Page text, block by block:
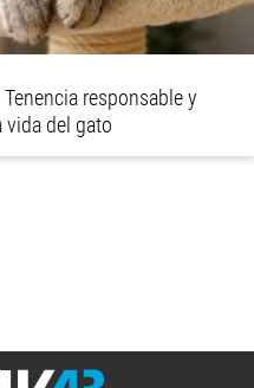
Tenencia responsable y
vida del gato